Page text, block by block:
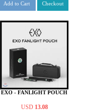
Add to Cart Checkout
EXO - FANLIGHT POUCH
USD 13.08